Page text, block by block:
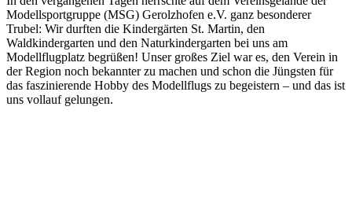
Modellsportgruppe (MSG) Gerolzhofen e.V. ganz besonderer
Trubel: Wir durften die Kindergärten St. Martin, den
Waldkindergarten und den Naturkindergarten bei uns am
Modellflugplatz begrüßen! Unser großes Ziel war es, den Verein in
der Region noch bekannter zu machen und schon die Jüngsten für
das faszinierende Hobby des Modellflugs zu begeistern – und das ist
uns vollauf gelungen.